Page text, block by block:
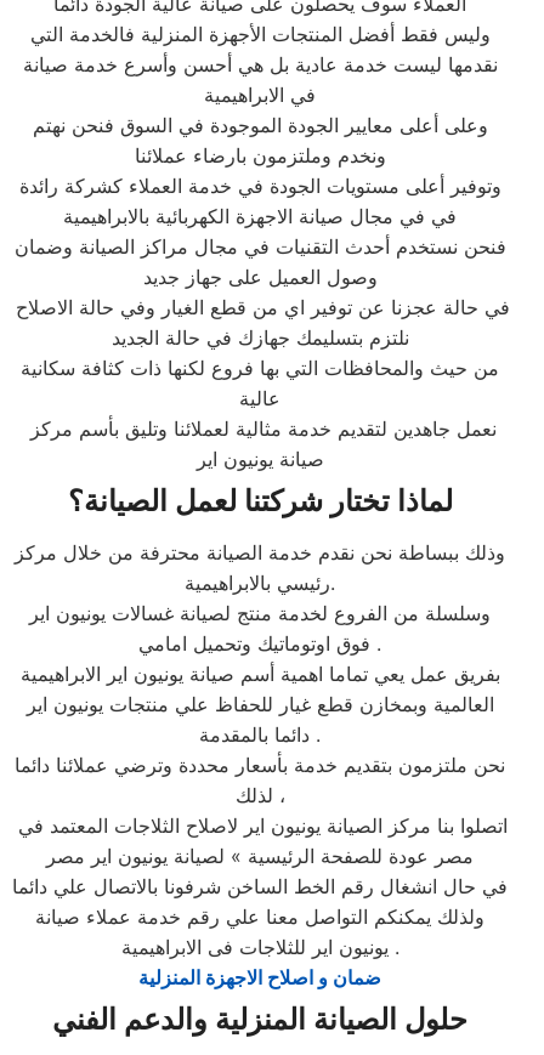
وليس فقط أفضل المنتجات الأجهزة المنزلية فالخدمة التي
نقدمها ليست خدمة عادية بل هي أحسن وأسرع خدمة صيانة
في الابراهيمية
وعلى أعلى معايير الجودة الموجودة في السوق فنحن نهتم
ونخدم وملتزمون بارضاء عملائنا
وتوفير أعلى مستويات الجودة في خدمة العملاء كشركة رائدة
في في مجال صيانة الاجهزة الكهربائية بالابراهيمية
فنحن نستخدم أحدث التقنيات في مجال مراكز الصيانة وضمان
وصول العميل على جهاز جديد
نلتزم بتسليمك جهازك في حالة الجديد
من حيث والمحافظات التي بها فروع لكنها ذات كثافة سكانية
عالية
صيانة يونيون اير
لماذا تختار شركتنا لعمل الصيانة؟
وذلك ببساطة نحن نقدم خدمة الصيانة محترفة من خلال مركز
رئيسي بالابراهيمية.
وسلسلة من الفروع لخدمة منتج لصيانة غسالات يونيون اير
فوق اوتوماتيك وتحميل امامي .
بفريق عمل يعي تماما اهمية أسم صيانة يونيون اير الابراهيمية
العالمية وبمخازن قطع غيار للحفاظ علي منتجات يونيون اير
دائما بالمقدمة .
نحن ملتزمون بتقديم خدمة بأسعار محددة وترضي عملائنا دائما
لذلك ،
مصر عودة للصفحة الرئيسية » لصيانة يونيون اير مصر
في حال انشغال رقم الخط الساخن شرفونا بالاتصال علي دائما
ولذلك يمكنكم التواصل معنا علي رقم خدمة عملاء صيانة
يونيون اير للثلاجات فى الابراهيمية .
ضمان و اصلاح الاجهزة المنزلية
حلول الصيانة المنزلية والدعم الفني